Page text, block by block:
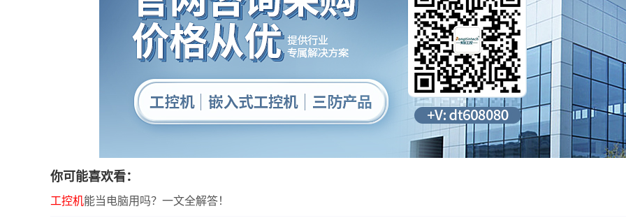
你可能喜欢看：
工控机能当电脑用吗？一文全解答！